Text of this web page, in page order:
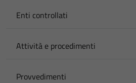
Enti controllati
Attività e procedimenti
Provvedimenti